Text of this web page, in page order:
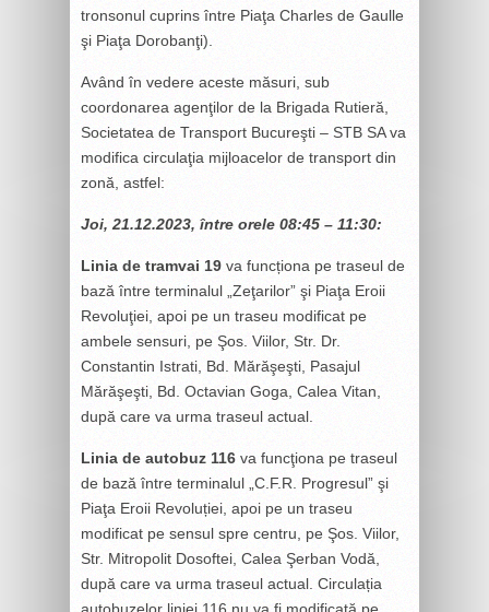
tronsonul cuprins între Piaţa Charles de Gaulle
şi Piaţa Dorobanţi).
Având în vedere aceste măsuri, sub
coordonarea agenţilor de la Brigada Rutieră,
Societatea de Transport Bucureşti – STB SA va
modifica circulaţia mijloacelor de transport din
zonă, astfel:
Joi, 21.12.2023, între orele 08:45 – 11:30:
Linia de tramvai 19 va funcționa pe traseul de
bază între terminalul „Zeţarilor” şi Piaţa Eroii
Revoluţiei, apoi pe un traseu modificat pe
ambele sensuri, pe Şos. Viilor, Str. Dr.
Constantin Istrati, Bd. Mărăşeşti, Pasajul
Mărăşeşti, Bd. Octavian Goga, Calea Vitan,
după care va urma traseul actual.
Linia de autobuz 116 va funcţiona pe traseul
de bază între terminalul „C.F.R. Progresul” şi
Piaţa Eroii Revoluției, apoi pe un traseu
modificat pe sensul spre centru, pe Şos. Viilor,
Str. Mitropolit Dosoftei, Calea Şerban Vodă,
după care va urma traseul actual. Circulația
autobuzelor liniei 116 nu va fi modificată pe